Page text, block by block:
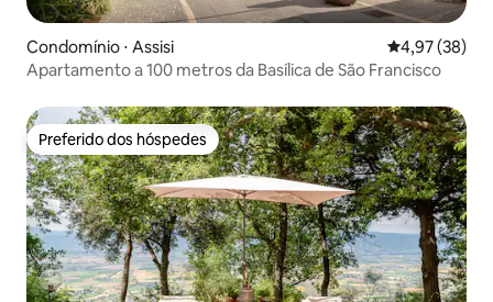
Condomínio ⋅ Assisi 4,97 de uma
4,97 (38)
Apartamento a 100 metros da Basílica de São Francisco
Preferido dos hóspedes
Preferido dos hóspedes